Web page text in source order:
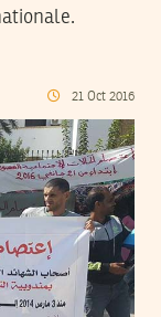
21 Oct 2016